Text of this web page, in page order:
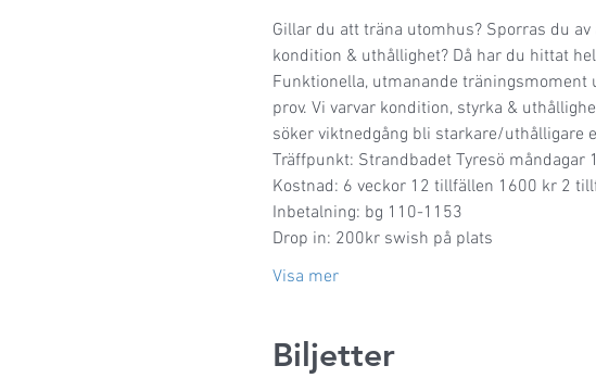
Gillar du att träna utomhus? Sporras du
kondition & uthållighet? Då har du hittat
Funktionella, utmanande
prov. Vi varvar kondition, styrka &
söker viktnedgång bli starkare/uthålligare
Träffpunkt: Strandbadet Tyresö
Kostnad: 6 veckor 12 tillfällen 1600 kr 2
Inbetalning: bg 110-1153
Drop in: 200kr swish på plats
Visa mer
Biljetter